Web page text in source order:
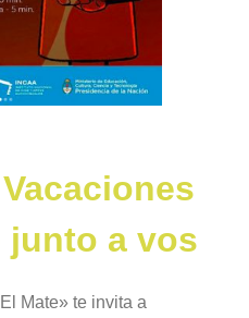
Vacaciones
junto a vos
Mate» te invita a